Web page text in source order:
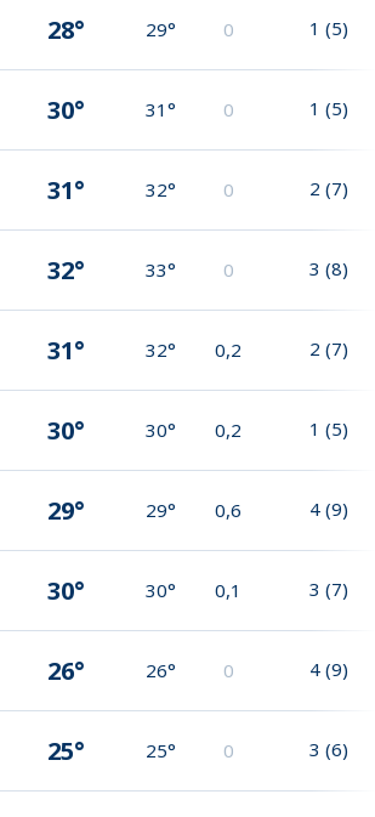
28° 29° 0 1 (5)
30° 31° 0 1 (5)
31° 32° 0 2 (7)
32° 33° 0 3 (8)
31° 32° 0,2 2 (7)
30° 30° 0,2 1 (5)
29° 29° 0,6 4 (9)
30° 30° 0,1 3 (7)
26° 26° 0 4 (9)
25° 25° 0 3 (6)